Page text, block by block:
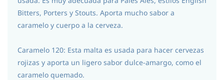
Bitters, Porters y Stouts. Aporta mucho sabor a
caramelo y cuerpo a la cerveza.
Caramelo 120: Esta malta es usada para hacer cervezas
rojizas y aporta un ligero sabor dulce-amargo, como el
caramelo quemado.